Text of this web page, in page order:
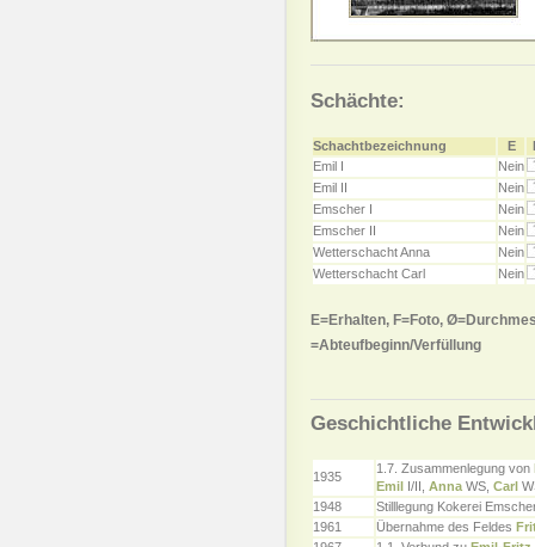
Schächte:
Schachtbezeichnung E
Emil I
Nein
Emil II
Nein
Emscher I
Nein
Emscher II
Nein
Wetterschacht Anna
Nein
Wetterschacht Carl
Nein
E=Erhalten, F=Foto,
=Abteufbeginn/Verfüllung
Geschichtliche
1935
1.7. Zusammenlegung von
Emil I/II, Anna WS, Carl
1948
Stilllegung Kokerei
1961
Übernahme des Feldes